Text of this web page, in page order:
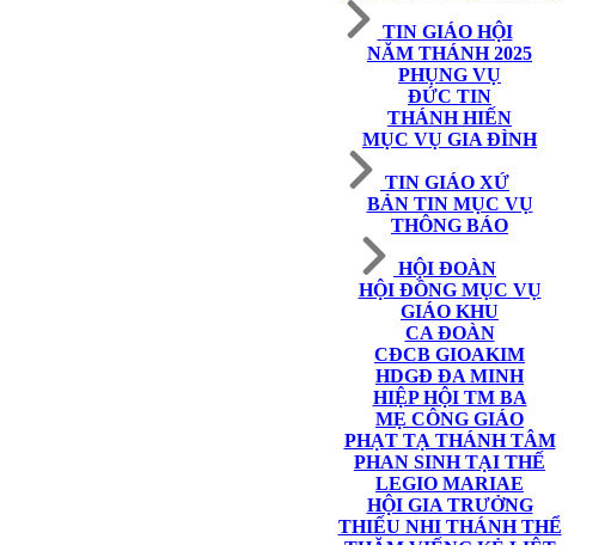
TIN GIÁO HỘI
NĂM THÁNH 2025
PHỤNG VỤ
ĐỨC TIN
THÁNH HIẾN
MỤC VỤ GIA ĐÌNH
TIN GIÁO XỨ
BẢN TIN MỤC VỤ
THÔNG BÁO
HỘI ĐOÀN
HỘI ĐỒNG MỤC VỤ
GIÁO KHU
CA ĐOÀN
CĐCB GIOAKIM
HDGĐ ĐA MINH
HIỆP HỘI TM BA
MẸ CÔNG GIÁO
PHẠT TẠ THÁNH TÂM
PHAN SINH TẠI THẾ
LEGIO MARIAE
HỘI GIA TRƯỞNG
THIẾU NHI THÁNH THỂ